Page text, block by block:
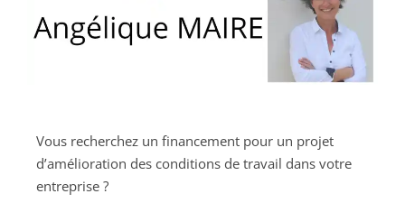
Vous recherchez un financement pour un projet
d’amélioration des conditions de travail dans votre
entreprise ?